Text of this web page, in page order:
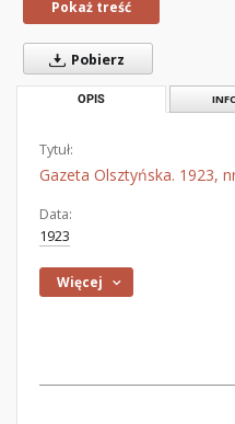
Pokaż treść
Pobierz
OPIS
Tytuł:
Gazeta Olsztyńska. 1923,
Data:
1923
Więcej